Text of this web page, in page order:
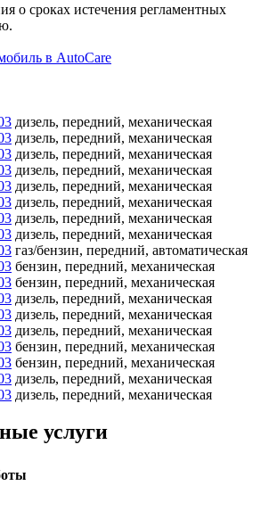
о сроках истечения регламентных
в AutoCare
дизель, передний, механическая
дизель, передний, механическая
дизель, передний, механическая
дизель, передний, механическая
дизель, передний, механическая
дизель, передний, механическая
дизель, передний, механическая
дизель, передний, механическая
газ/бензин, передний, автоматическая
бензин, передний, механическая
бензин, передний, механическая
дизель, передний, механическая
дизель, передний, механическая
дизель, передний, механическая
бензин, передний, механическая
бензин, передний, механическая
дизель, передний, механическая
дизель, передний, механическая
услуги